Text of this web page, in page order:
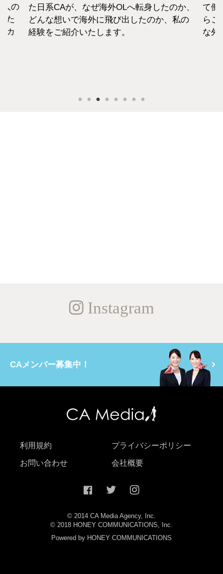
人の
た
カ
た日系CAが、なぜ海外OLへ転身したのか、
どんな想いで海外に飛び出したのか、私の
経験をご紹介いたします。
て働
らこ
な外
Instagram
CAメンバー募集中！
利用規約 プライバシーポリシー
お問い合わせ 会社概要
© 2014 CA Media Agency, Inc.
© 2018 HONEY COMMUNICATIONS, Inc.
Powered by HONEY COMMUNICATIONS